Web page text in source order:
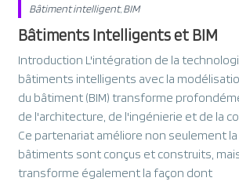
Bâtiment intelligent,BIM
Bâtiments Intelligents et BIM
Introduction L'intégration de la
bâtiments intelligents avec la
du bâtiment (BIM) transforme
de l'architecture, de l'ingénierie et de la
Ce partenariat améliore non seulement
bâtiments sont conçus et construits,
transforme également la façon dont